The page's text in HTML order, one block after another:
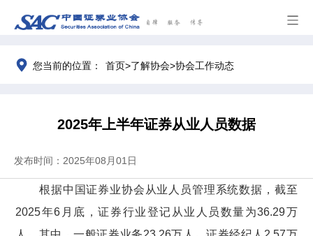
您当前的位置： 首页>了解协会>协会工作动态
2025年上半年证券从业人员数据
发布时间：2025年08月01日
根据中国证券业协会从业人员管理系统数据， 截至
2025年6月底 ，证券行业登记从业人员数量为36.29万